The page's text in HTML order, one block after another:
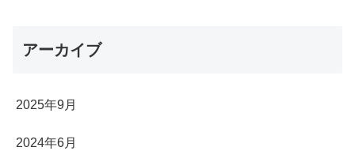
アーカイブ
2025年9月
2024年6月